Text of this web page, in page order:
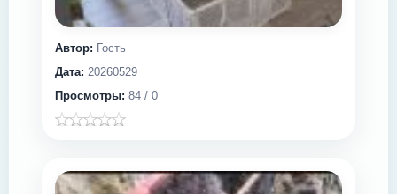
Автор: Гость
Дата: 20260529
Просмотры: 84 / 0